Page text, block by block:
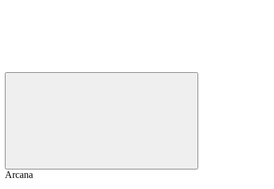
Arcana